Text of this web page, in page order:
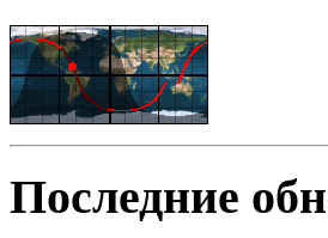
Последние